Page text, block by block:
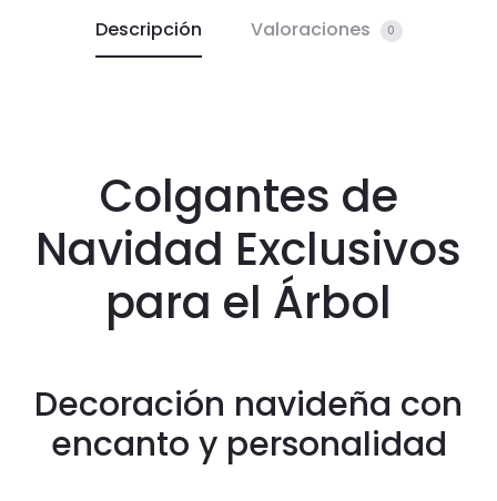
Descripción Valoraciones 0
Colgantes de
Navidad Exclusivos
para el Árbol
Decoración navideña con
encanto y personalidad